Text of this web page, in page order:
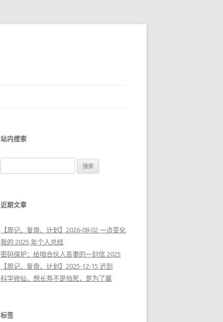
站内搜索
索
近期文章
【周记、复盘、计划】2026-08-02 一点变化
我的 2025 年个人总结
密码保护：给咱合伙人吾妻的一封信 2025
【周记、复盘、计划】2025-12-15 迟到
科学修仙，想长寿不是怕死，是为了赢
标签